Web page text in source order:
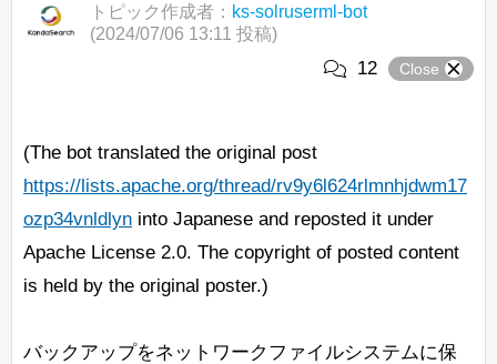
トピック作成者： ks-solruserml-bot
(2024/07/06 13:11 投稿)
12 Close
(The bot translated the original post
https://lists.apache.org/thread/rv9y6l624rlmnhjdwm17
ozp34vnldlyn into Japanese and reposted it under
Apache License 2.0. The copyright of posted content
is held by the original poster.)
バックアップをネットワークファイルシステムに保